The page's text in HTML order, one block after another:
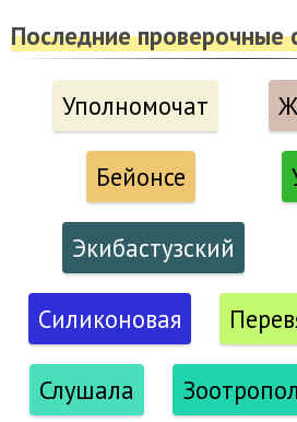
Последние проверочные
Уполномочат
Бейонсе
Экибастузский
Силиконовая
Слушала